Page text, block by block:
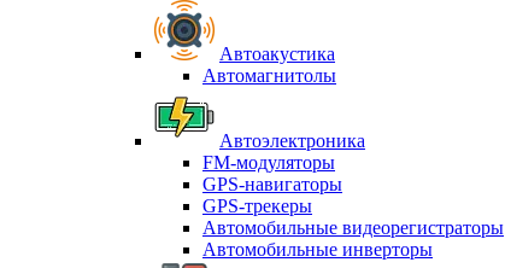
Автоакустика
Автомагнитолы
Автоэлектроника
FM-модуляторы
GPS-навигаторы
GPS-трекеры
Автомобильные видеорегистраторы
Автомобильные инверторы